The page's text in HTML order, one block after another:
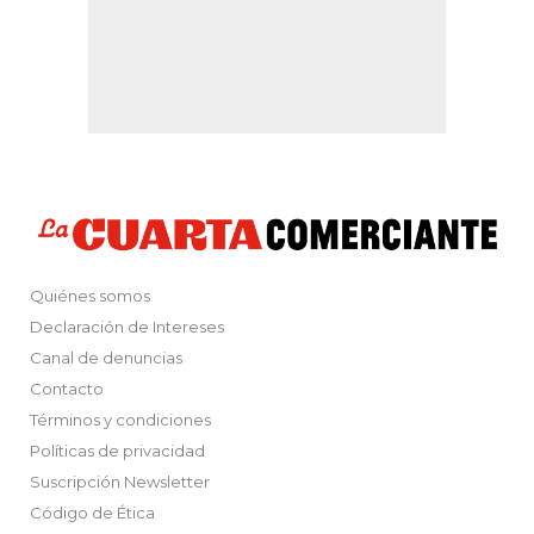
Quiénes somos
Declaración de Intereses
Canal de denuncias
Contacto
Términos y condiciones
Políticas de privacidad
Suscripción Newsletter
Código de Ética